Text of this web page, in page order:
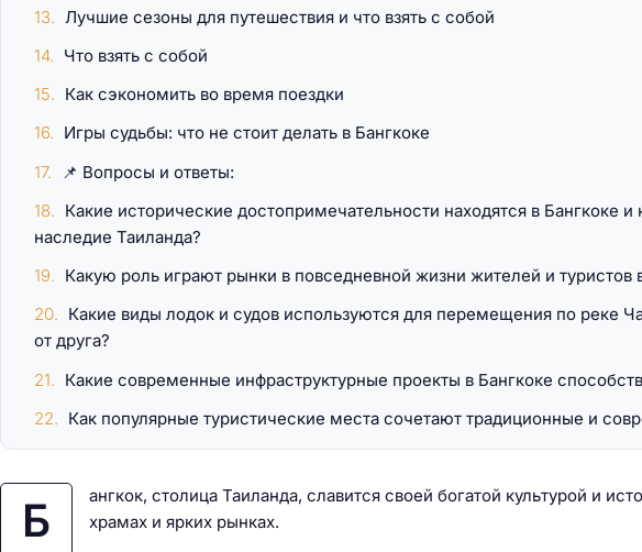
Б
ангкок, столица Таиланда, славится своей богатой культурой и
храмах и ярких рынках.
Лучшие сезоны для путешествия и что взять с собой
Что взять с собой
Как сэкономить во время поездки
Игры судьбы: что не стоит делать в Бангкоке
📌 Вопросы и ответы:
Какие исторические достопримечательности находятся в Бангкоке и
наследие Таиланда?
Какую роль играют рынки в повседневной жизни жителей и туристов
Какие виды лодок и судов используются для перемещения по реке
от друга?
Какие современные инфраструктурные проекты в Бангкоке
Как популярные туристические места сочетают традиционные и